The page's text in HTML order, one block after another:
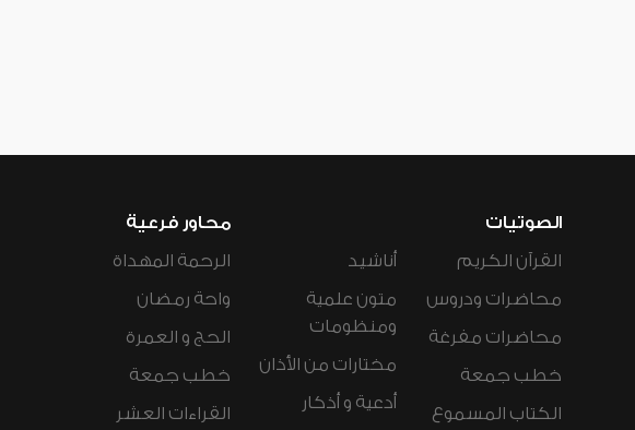
الصوتيات
القرآن الكريم
محاضرات ودروس
محاضرات مفرغة
خطب جمعة
الكتاب المسموع
أناشيد
متون علمية
ومنظومات
مختارات من الأذان
أدعية و أذكار
محاور فرعية
الرحمة المهداة
واحة رمضان
الحج و العمرة
خطب جمعة
القراءات العشر